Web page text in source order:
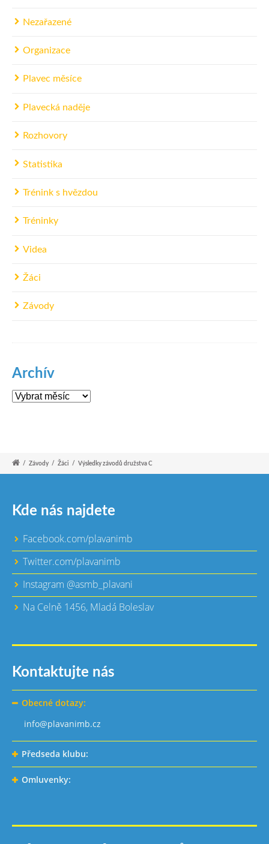
Nezařazené
Organizace
Plavec měsíce
Plavecká naděje
Rozhovory
Statistika
Trénink s hvězdou
Tréninky
Videa
Žáci
Závody
Archív
Archív
/ Závody / Žáci / Výsledky závodů družstva C
Kde nás najdete
Facebook.com/plavanimb
Twitter.com/plavanimb
Instagram @asmb_plavani
Na Celně 1456, Mladá Boleslav
Kontaktujte nás
Obecné dotazy:
info@plavanimb.cz
Předseda klubu:
Omluvenky: